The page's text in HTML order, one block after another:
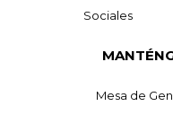
Sociales
Mesa de